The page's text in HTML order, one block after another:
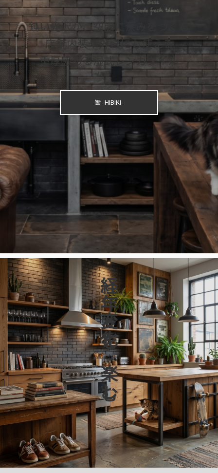
鈍い光沢が、空間に深みをつくる
店舗内装や外壁にも使える
重厚感ある湿式レンガタイル
響 -HIBIKI-
経年変化を楽しむ